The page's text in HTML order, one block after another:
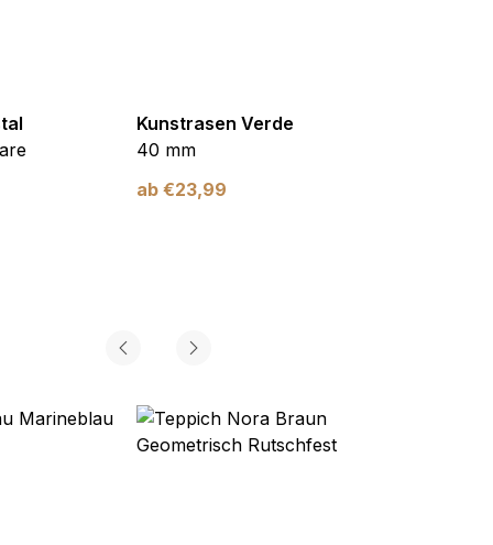
Kunstrasen Verde
40 mm
ab €23,99